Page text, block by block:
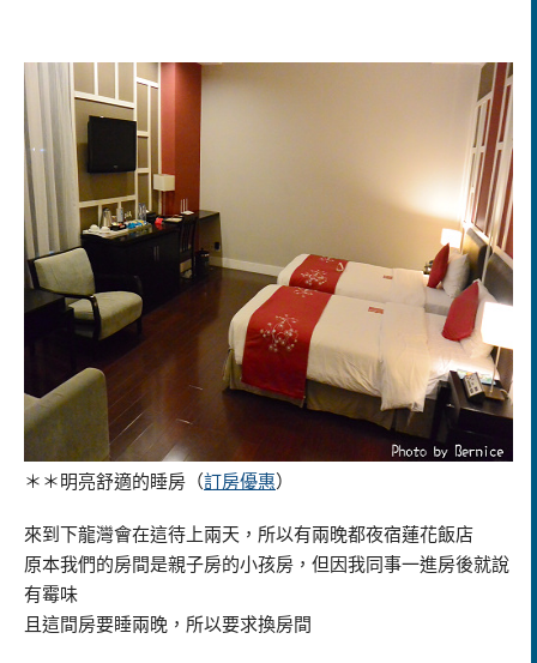
＊＊明亮舒適的睡房 （訂房優惠）
來到下龍灣會在這待上兩天，所以有兩晚都夜宿蓮花飯店
原本我們的房間是親子房的小孩房，但因我同事一進房後就說
有霉味
且這間房要睡兩晚，所以要求換房間